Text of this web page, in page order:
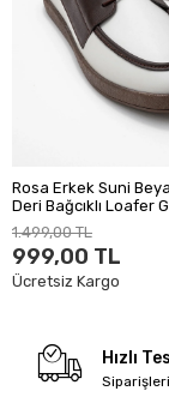
Rosa Erkek Suni
Deri Bağcıklı Loafer
Casual Ayakkabı
1.499,00 TL
999,00 TL
Ücretsiz Kargo
Hızlı